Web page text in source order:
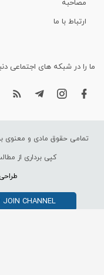
مصاحبه
ارتباط با ما
ما را در شبکه های اجتماعی
تمامی حقوق مادی و معنوی
کپی برداری از
JOIN CHANNEL